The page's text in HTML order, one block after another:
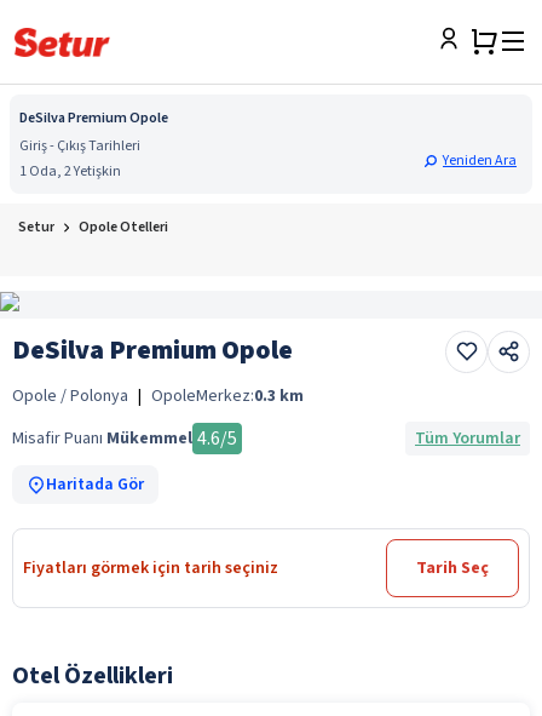
DeSilva Premium Opole
Giriş - Çıkış Tarihleri
1 Oda, 2 Yetişkin
Yeniden Ara
Setur Opole Otelleri
DeSilva Premium Opole
Opole / Polonya | OpoleMerkez:0.3 km
Misafir Puanı Mükemmel 4.6/5
Tüm Yorumlar
Haritada Gör
Fiyatları görmek için tarih seçiniz Tarih Seç
Otel Özellikleri